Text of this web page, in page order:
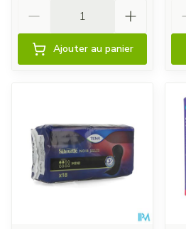
Ajouter au panier